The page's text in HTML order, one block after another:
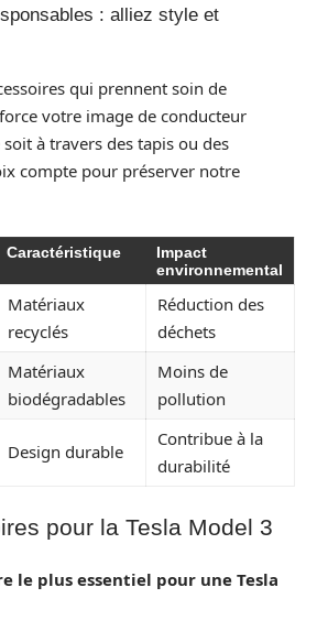
: alliez style et
qui prennent soin de
votre image de conducteur
à travers des tapis ou des
compte pour préserver notre
Caractéristique
Impact
environnemental
Matériaux
recyclés
Réduction des
déchets
Matériaux
biodégradables
Moins de
pollution
Design durable
Contribue à la
durabilité
pour la Tesla Model 3
le plus essentiel pour une Tesla